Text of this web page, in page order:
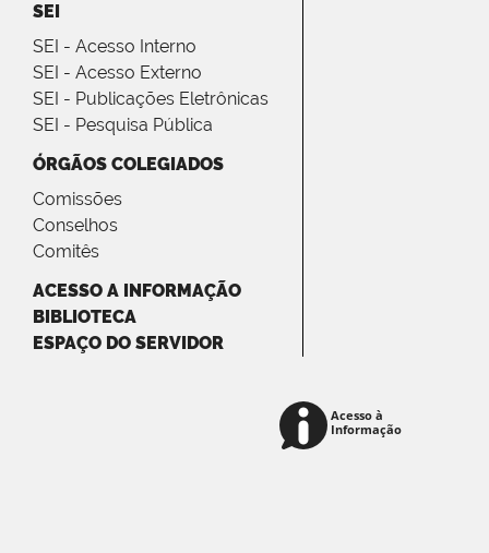
SEI
SEI - Acesso Interno
SEI - Acesso Externo
SEI - Publicações Eletrônicas
SEI - Pesquisa Pública
ÓRGÃOS COLEGIADOS
Comissões
Conselhos
Comitês
ACESSO A INFORMAÇÃO
BIBLIOTECA
ESPAÇO DO SERVIDOR